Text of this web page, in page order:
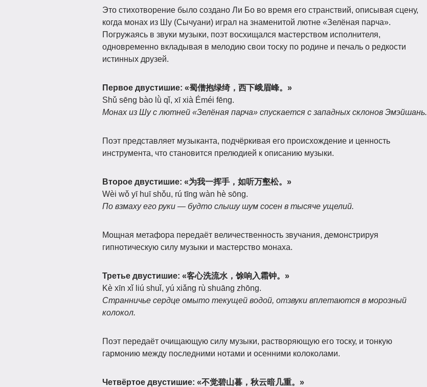
Это стихотворение было создано Ли Бо во время его странствий, описывая сцену,
когда монах из Шу (Сычуани) играл на знаменитой лютне «Зелёная парча».
Погружаясь в звуки музыки, поэт восхищался мастерством исполнителя,
одновременно вкладывая в мелодию свои тоску по родине и печаль о редкости
истинных друзей.
Первое двустишие: «蜀僧抱绿绮，西下峨眉峰。»
Shǔ sēng bào lǜ qǐ, xī xià Éméi fēng.
Монах из Шу с лютней «Зелёная парча» спускается с западных склонов Эмэйшань.
Поэт представляет музыканта, подчёркивая его происхождение и ценность
инструмента, что становится прелюдией к описанию музыки.
Второе двустишие: «为我一挥手，如听万壑松。»
Wèi wǒ yī huī shǒu, rú tīng wàn hè sōng.
По взмаху его руки — будто слышу шум сосен в тысяче ущелий.
Мощная метафора передаёт величественность звучания, демонстрируя
гипнотическую силу музыки и мастерство монаха.
Третье двустишие: «客心洗流水，馀响入霜钟。»
Kè xīn xǐ liú shuǐ, yú xiǎng rù shuāng zhōng.
Странничье сердце омыто текущей водой, отзвуки вплетаются в морозный
колокол.
Поэт передаёт очищающую силу музыки, растворяющую его тоску, и тонкую
гармонию между последними нотами и осенними колоколами.
Четвёртое двустишие: «不觉碧山暮，秋云暗几重。»